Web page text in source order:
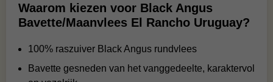
Waarom kiezen voor Black Angus
Bavette/Maanvlees El Rancho Uruguay?
100% raszuiver Black Angus rundvlees
Bavette gesneden van het vanggedeelte, karaktervol